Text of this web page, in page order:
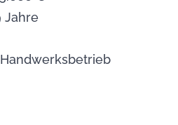
Jahre